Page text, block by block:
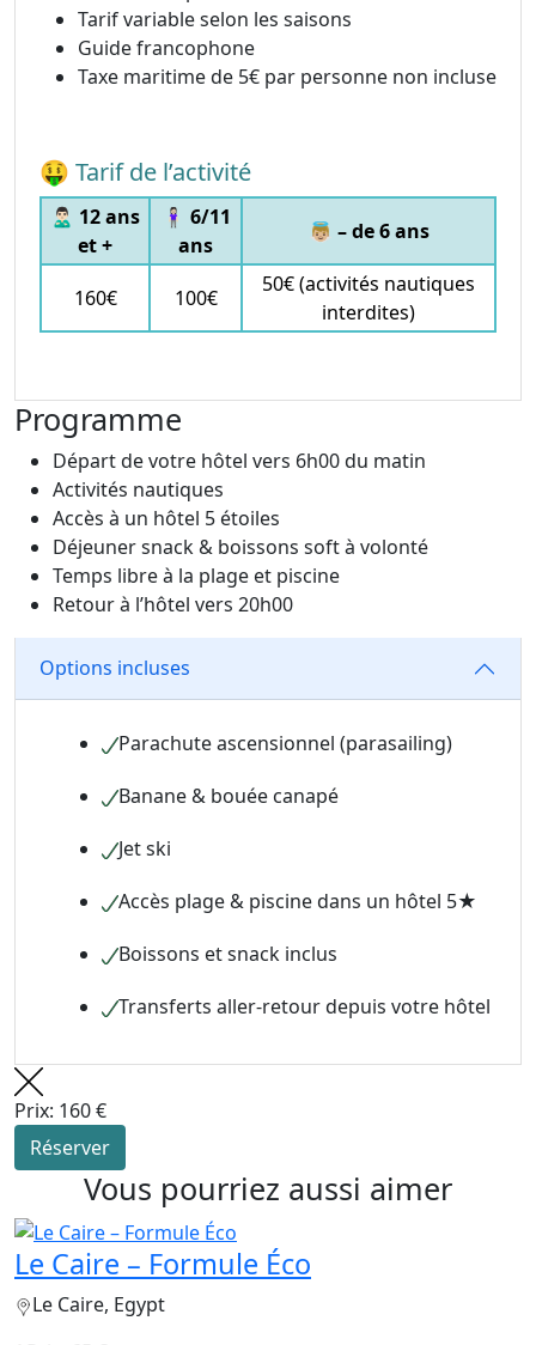
Tarif variable selon les saisons
Guide francophone
Taxe maritime de 5€ par personne non incluse
🤑 Tarif de l’activité
🙎🏻‍♂️ 12 ans
et +
🧍🏻‍♀️ 6/11
ans
👼🏼 – de 6 ans
160€ 100€
50€ (activités nautiques
interdites)
Programme
Départ de votre hôtel vers 6h00 du matin
Activités nautiques
Accès à un hôtel 5 étoiles
Déjeuner snack & boissons soft à volonté
Temps libre à la plage et piscine
Retour à l’hôtel vers 20h00
Options incluses
Parachute ascensionnel (parasailing)
Banane & bouée canapé
Jet ski
Accès plage & piscine dans un hôtel 5★
Boissons et snack inclus
Transferts aller-retour depuis votre hôtel
Prix: 160 €
Réserver
Vous pourriez aussi aimer
Le Caire – Formule Éco
Le Caire, Egypt